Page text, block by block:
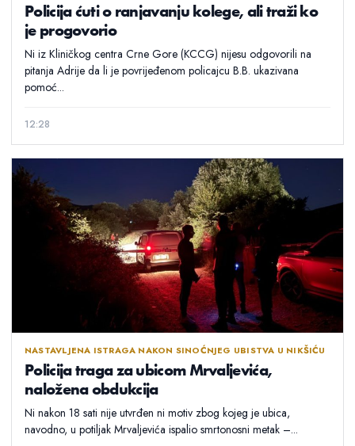
Policija ćuti o ranjavanju kolege, ali traži ko
je progovorio
Ni iz Kliničkog centra Crne Gore (KCCG) nijesu odgovorili na
pitanja Adrije da li je povrijeđenom policajcu B.B. ukazivana
pomoć...
12:28
NASTAVLJENA ISTRAGA NAKON SINOĆNJEG UBISTVA U NIKŠIĆU
Policija traga za ubicom Mrvaljevića,
naložena obdukcija
Ni nakon 18 sati nije utvrđen ni motiv zbog kojeg je ubica,
navodno, u potiljak Mrvaljevića ispalio smrtonosni metak –...